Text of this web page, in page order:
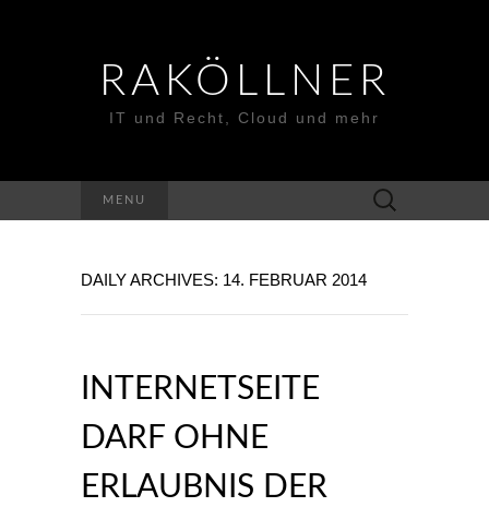
RAKÖLLNER
IT und Recht, Cloud und mehr
MENU
Suchen
nach:
DAILY ARCHIVES: 14. FEBRUAR 2014
INTERNETSEITE
DARF OHNE
ERLAUBNIS DER